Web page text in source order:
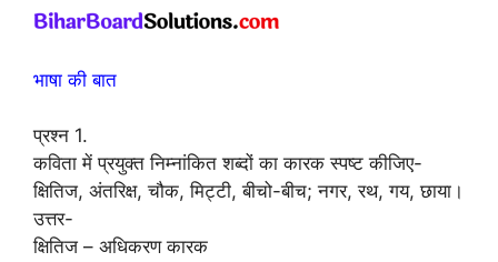
भाषा की बात
प्रश्न 1.
कविता में प्रयुक्त निम्नांकित शब्दों का कारक स्पष्ट कीजिए-
क्षितिज, अंतरिक्ष, चौक, मिट्टी, बीचो-बीच; नगर, रथ, गय, छाया।
उत्तर-
क्षितिज – अधिकरण कारक